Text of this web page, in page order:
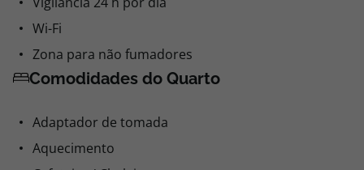
Terraço/solário
Vigilância 24 h por dia
Wi-Fi
Zona para não fumadores
Comodidades do Quarto
Adaptador de tomada